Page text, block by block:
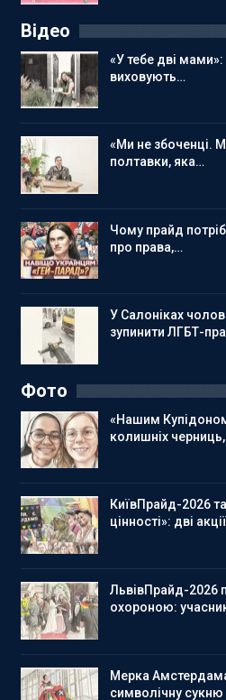
Відео
«У тебе дві мами»:
виховують…
«Ми не збоченці.
полтавки, яка…
Чому прайд
про права,…
У Салоніках
зупинити ЛГБТ-
Фото
«Нашим Купідоном
колишніх
КиївПрайд-2026
цінності»: дві
ЛьвівПрайд-2026
охороною:
Мерка
символічну